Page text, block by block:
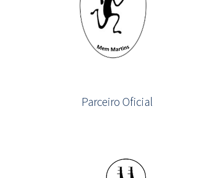
Parceiro Oficial